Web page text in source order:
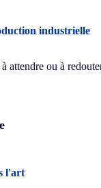
industrielle
attendre ou à
l'art